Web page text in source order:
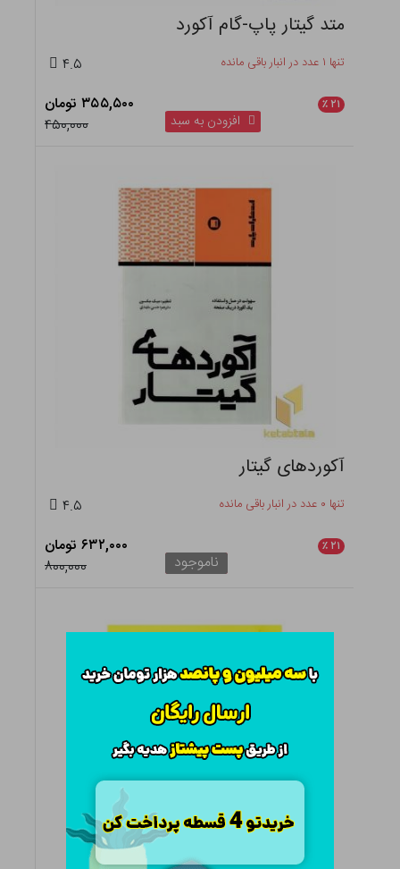
متد گیتار پاپ-گام آکورد
تنها ۱ عدد در انبار باقی مانده ۴.۵
۲۱ ٪
۳۵۵,۵۰۰ تومان
۴۵۰,۰۰۰
افزودن به سبد
آکوردهای گیتار
تنها ۰ عدد در انبار باقی مانده ۴.۵
۲۱ ٪
۶۳۲,۰۰۰ تومان
۸۰۰,۰۰۰
ناموجود